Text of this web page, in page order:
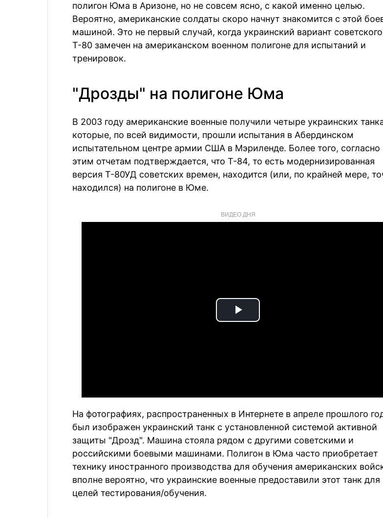
полигон Юма в Аризоне, но не совсем ясно, с какой именно целью.
Вероятно, американские солдаты скоро начнут знакомится с этой
машиной. Это не первый случай, когда украинский вариант
Т-80 замечен на американском военном полигоне для испытаний и
тренировок.
"Дрозды" на полигоне Юма
В 2003 году американские военные получили четыре украинских
которые, по всей видимости, прошли испытания в Абердинском
испытательном центре армии США в Мэриленде. Более того, согласно
этим отчетам подтверждается, что Т-84, то есть модернизированная
версия Т-80УД советских времен, находится (или, по крайней мере,
находился) на полигоне в Юме.
ВИДЕО ДНЯ
Play
На фотографиях, распространенных в Интернете в апреле прошлого
был изображен украинский танк с установленной системой активной
защиты "Дрозд". Машина стояла рядом с другими советскими и
российскими боевыми машинами. Полигон в Юма часто приобретает
технику иностранного производства для обучения американских
вполне вероятно, что украинские военные предоставили этот танк для
целей тестирования/обучения.